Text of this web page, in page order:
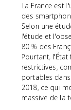
La France est
des
Selon une
l'étude et
80 % des
Pourtant,
restrictives,
portables
2018, ce qui
massive de la